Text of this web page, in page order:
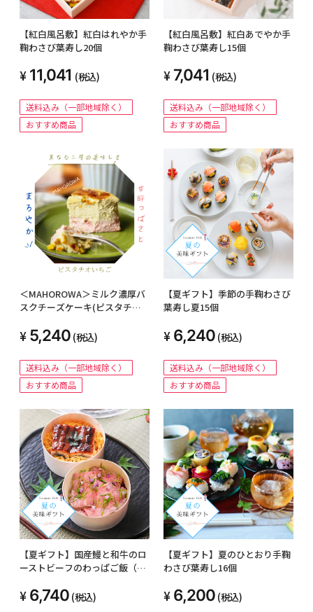
【紅白風呂敷】紅白はれやか手
鞠わさび葉寿し20個
11,041 (税込)
送料込み（一部地域除く）
おすすめ商品
【紅白風呂敷】紅白あでやか手
鞠わさび葉寿し15個
7,041 (税込)
送料込み（一部地域除く）
おすすめ商品
＜MAHOROWA＞ミルク濃厚バ
スクチーズケーキ(ピスタチオ
5,240 (税込)
送料込み（一部地域除く）
おすすめ商品
【夏ギフト】季節の手鞠わさび
葉寿し夏15個
6,240 (税込)
送料込み（一部地域除く）
おすすめ商品
【夏ギフト】国産鰻と和牛のロ
ーストビーフのわっぱご飯（２
6,740 (税込)
【夏ギフト】夏のひとおり手鞠
わさび葉寿し16個
6,200 (税込)